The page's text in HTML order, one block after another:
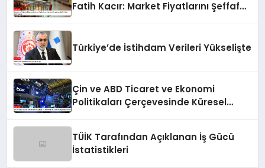
Fatih Kacır: Market Fiyatlarını Şeffaf
Türkiye’de İstihdam Verileri Yükselişte
Çin ve ABD Ticaret ve Ekonomi
Politikaları Çerçevesinde Küresel
TÜİK Tarafından Açıklanan İş Gücü
İstatistikleri